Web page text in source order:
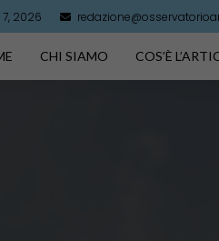
2026
CHI SIAMO COS’È